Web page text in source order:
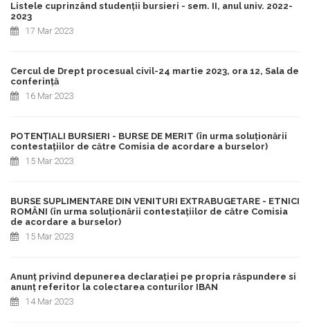
Listele cuprinzând studenții bursieri - sem. II, anul univ. 2022-
2023
17 Mar 2023
Cercul de Drept procesual civil-24 martie 2023, ora 12, Sala de
conferință
16 Mar 2023
POTENȚIALI BURSIERI - BURSE DE MERIT (în urma soluționării
contestațiilor de către Comisia de acordare a burselor)
15 Mar 2023
BURSE SUPLIMENTARE DIN VENITURI EXTRABUGETARE - ETNICI
ROMÂNI (în urma soluționării contestațiilor de către Comisia
de acordare a burselor)
15 Mar 2023
Anunț privind depunerea declarației pe propria răspundere si
anunț referitor la colectarea conturilor IBAN
14 Mar 2023